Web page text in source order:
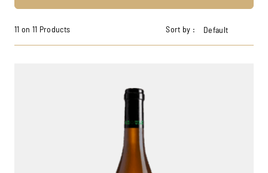
11 on 11 Products Sort by : Default